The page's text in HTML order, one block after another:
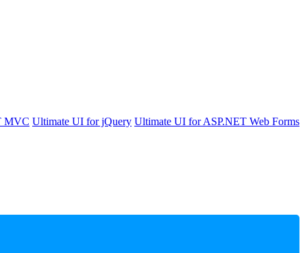
MVC Ultimate UI for jQuery Ultimate UI for ASP.NET Web Forms